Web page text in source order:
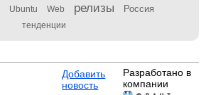
Ubuntu Web релизы Россия
тенденции
Добавить
новость
Разработано в
компании